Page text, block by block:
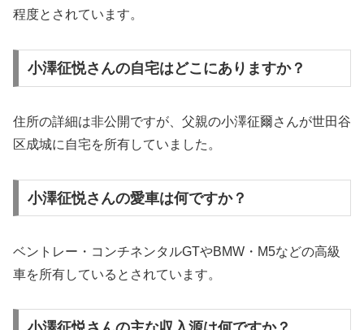
程度とされています。
小澤征悦さんの自宅はどこにありますか？
住所の詳細は非公開ですが、父親の小澤征爾さんが世田谷
区成城に自宅を所有していました。
小澤征悦さんの愛車は何ですか？
ベントレー・コンチネンタルGTやBMW・M5などの高級
車を所有しているとされています。